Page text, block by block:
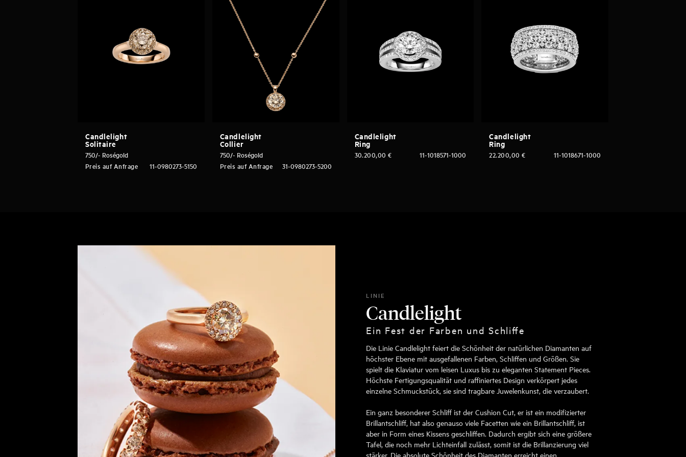
Candlelight
Solitaire
750/- Roségold
11-0980273-5150
Preis auf Anfrage
Candlelight
Collier
750/- Roségold
31-0980273-5200
Preis auf Anfrage
Candlelight
Ring
11-1018571-1000
30.200,00€
Candlelight
Ring
11-1018671-1000
22.200,00€
LINIE
Candlelight
Ein Fest der Farben und Schliffe
Die Linie Candlelight feiert die Schönheit der natürlichen Diamanten auf
höchster Ebene mit ausgefallenen Farben, Schliffen und Größen. Sie
spielt die Klaviatur vom leisen Luxus bis zu eleganten Statement Pieces.
Höchste Fertigungsqualität und raffiniertes Design verkörpert jedes
einzelne Schmuckstück, sie sind tragbare Juwelenkunst, die verzaubert.
Ein ganz besonderer Schliff ist der Cushion Cut, er ist ein modifizierter
Brillantschliff, hat also genauso viele Facetten wie ein Brillantschliff, ist
aber in Form eines Kissens geschliffen. Dadurch ergibt sich eine größere
Tafel, die noch mehr Lichteinfall zulässt, somit ist die Brillanzierung viel
stärker. Die absolute Schönheit des Diamanten erreicht einen